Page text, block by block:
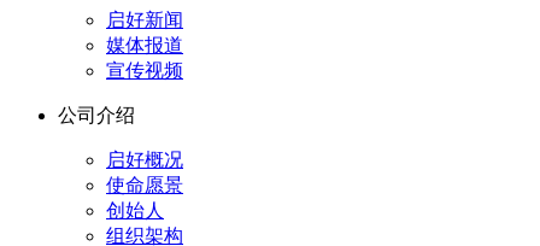
启好新闻
媒体报道
宣传视频
公司介绍
启好概况
使命愿景
创始人
组织架构